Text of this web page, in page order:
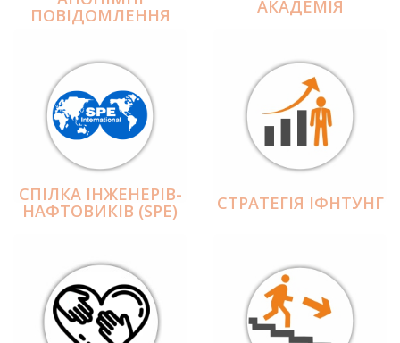
ПОВІДОМЛЕННЯ АКАДЕМІЯ
СПІЛКА ІНЖЕНЕРІВ-
НАФТОВИКІВ (SPE) СТРАТЕГІЯ ІФНТУНГ